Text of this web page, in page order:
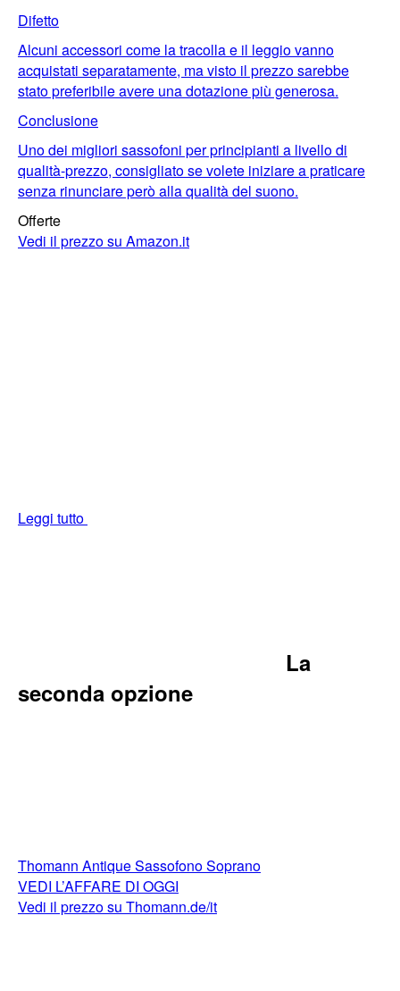
Difetto
Alcuni accessori come la tracolla e il leggio vanno
acquistati separatamente, ma visto il prezzo sarebbe
stato preferibile avere una dotazione più generosa.
Conclusione
Uno dei migliori sassofoni per principianti a livello di
qualità-prezzo, consigliato se volete iniziare a praticare
senza rinunciare però alla qualità del suono.
Offerte
Vedi il prezzo su Amazon.it
Leggi tutto
La
seconda opzione
Thomann Antique Sassofono Soprano
VEDI L’AFFARE DI OGGI
Vedi il prezzo su Thomann.de/it